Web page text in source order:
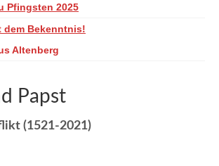
Pfingsten 2025
dem Bekenntnis!
Altenberg
Papst
(1521-2021)